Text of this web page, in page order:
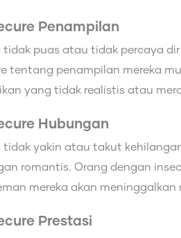
Penampilan
tidak puas atau tidak percaya
tentang penampilan mereka
yang tidak realistis atau
Hubungan
tidak yakin atau takut
romantis. Orang dengan
mereka akan meninggalkan
Prestasi